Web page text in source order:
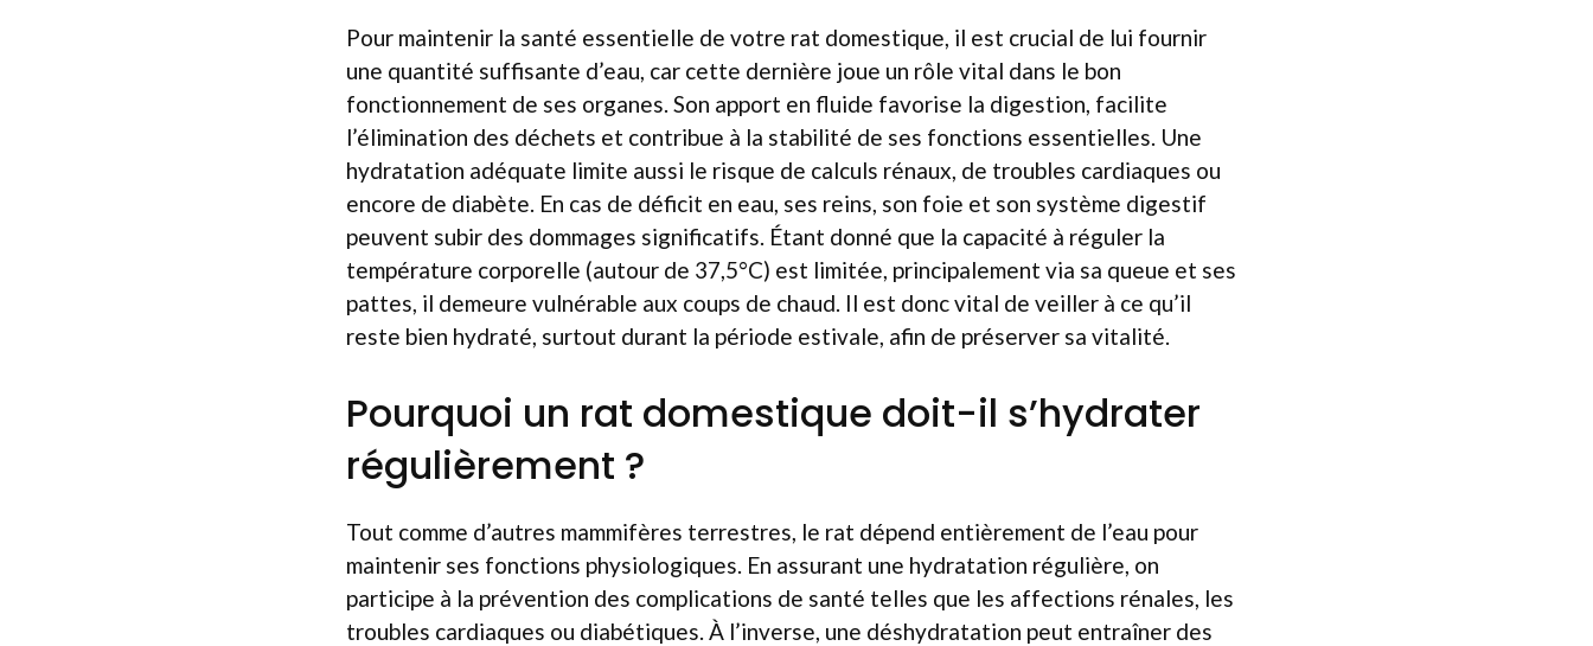
Pour maintenir la santé essentielle de votre rat domestique, il est crucial de lui fournir
une quantité suffisante d’eau, car cette dernière joue un rôle vital dans le bon
fonctionnement de ses organes. Son apport en fluide favorise la digestion, facilite
l’élimination des déchets et contribue à la stabilité de ses fonctions essentielles. Une
hydratation adéquate limite aussi le risque de calculs rénaux, de troubles cardiaques ou
encore de diabète. En cas de déficit en eau, ses reins, son foie et son système digestif
peuvent subir des dommages significatifs. Étant donné que la capacité à réguler la
température corporelle (autour de 37,5°C) est limitée, principalement via sa queue et ses
pattes, il demeure vulnérable aux coups de chaud. Il est donc vital de veiller à ce qu’il
reste bien hydraté, surtout durant la période estivale, afin de préserver sa vitalité.
Pourquoi un rat domestique doit-il s’hydrater
régulièrement ?
Tout comme d’autres mammifères terrestres, le rat dépend entièrement de l’eau pour
maintenir ses fonctions physiologiques. En assurant une hydratation régulière, on
participe à la prévention des complications de santé telles que les affections rénales, les
troubles cardiaques ou diabétiques. À l’inverse, une déshydratation peut entraîner des